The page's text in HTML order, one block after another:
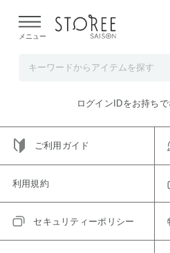
よる配送遅延が発生しております
メニュー
ご指定のアイテムは取り扱い終
トップへ戻る
ログインIDをお持ち
ご利用ガイド
利用規約
セキュリティーポリシー